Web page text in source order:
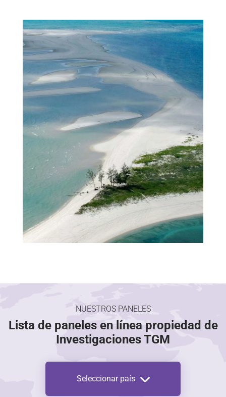
NUESTROS PANELES
Lista de paneles en línea propiedad de
Investigaciones TGM
Seleccionar país